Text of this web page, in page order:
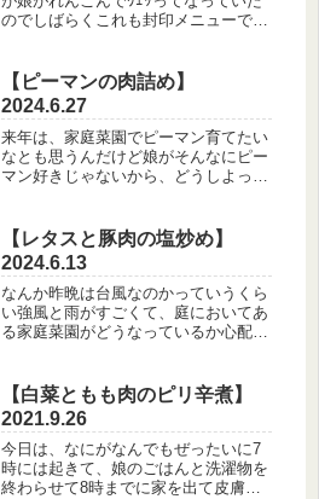
のでしばらくこれも封印メニューで
ー】・白米・れんこんと青のりのコロ
コロ焼・もやしサラダ・油揚げと舞茸
のお...
【ピーマンの肉詰め】
2024.6.27
来年は、家庭菜園でピーマン育てたい
なとも思うんだけど娘がそんなにピー
マン好きじゃないから、どうしよっか
め・えのきと豆腐のお味噌汁私の母の
作るピーマンの肉詰めは、こう…にく
に...
【レタスと豚肉の塩炒め】
2024.6.13
なんか昨晩は台風なのかっていうくら
い強風と雨がすごくて、庭においてあ
る家庭菜園がどうなっているか心配し
塩炒め・ピーマンの煮びたし・あおさ
のお味噌汁なんか↑の日のごはん、
私...
【白菜ともも肉のピリ辛煮】
2021.9.26
今日は、なにがなんでもぜったいに7
時には起きて、娘のごはんと洗濯物を
終わらせて8時までに家を出て皮膚科